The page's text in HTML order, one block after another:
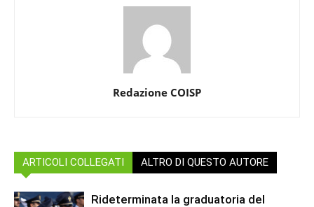
Redazione COISP
ARTICOLI COLLEGATI ALTRO DI QUESTO AUTORE
Rideterminata la graduatoria del